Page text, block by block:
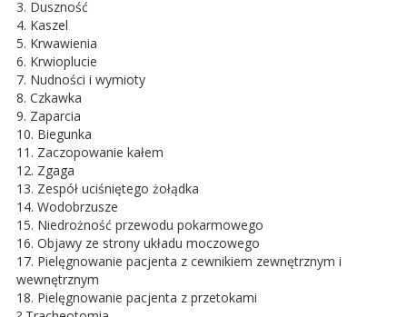
3. Duszność
4. Kaszel
5. Krwawienia
6. Krwioplucie
7. Nudności i wymioty
8. Czkawka
9. Zaparcia
10. Biegunka
11. Zaczopowanie kałem
12. Zgaga
13. Zespół uciśniętego żołądka
14. Wodobrzusze
15. Niedrożność przewodu pokarmowego
16. Objawy ze strony układu moczowego
17. Pielęgnowanie pacjenta z cewnikiem zewnętrznym i
wewnętrznym
18. Pielęgnowanie pacjenta z przetokami